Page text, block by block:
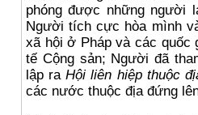
phóng được những người
Người tích cực hòa mình
xã hội ở Pháp và các quốc
tế Cộng sản; Người đã
lập raHội liên hiệp thuộc
các nước thuộc địa đứng